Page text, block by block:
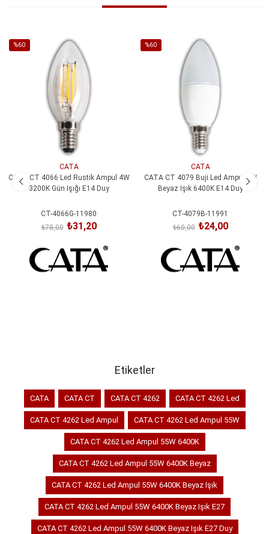
%60
CATA
CATA CT 4066 Led Rustik Ampul 4W
3200K Gün Işığı E14 Duy
CT-4066G-11980
₺31,20
₺78,00
%60
CATA
CATA CT 4079 Buji Led Ampul 7W
Beyaz Işık 6400K E14 Duy
CT-4079B-11991
₺24,00
₺60,00
Etiketler
CATA CATA CT CATA CT 4262 CATA CT 4262 Led
CATA CT 4262 Led Ampul CATA CT 4262 Led Ampul 55W
CATA CT 4262 Led Ampul 55W 6400K
CATA CT 4262 Led Ampul 55W 6400K Beyaz
CATA CT 4262 Led Ampul 55W 6400K Beyaz Işık
CATA CT 4262 Led Ampul 55W 6400K Beyaz Işık E27
CATA CT 4262 Led Ampul 55W 6400K Beyaz Işık E27 Duy